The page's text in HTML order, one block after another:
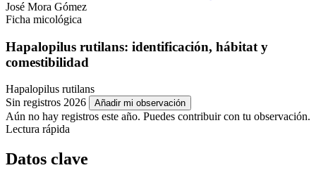
José Mora Gómez
Ficha micológica
Hapalopilus rutilans: identificación, hábitat y
comestibilidad
Hapalopilus rutilans
Sin registros 2026
Añadir mi observación
Aún no hay registros este año. Puedes contribuir con tu observación.
Lectura rápida
Datos clave